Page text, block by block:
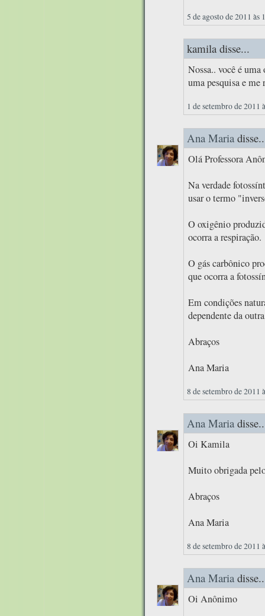
5 de agosto de 2011 às
kamila disse...
Nossa.. você é
uma pesquisa e me
1 de setembro de 2011
Ana Maria
Olá Professora
Na verdade
usar o termo
O oxigênio
ocorra a respiração.
O gás carbônico
que ocorra a
Em condições
dependente da
Abraços
Ana Maria
8 de setembro de 2011
Ana Maria
Oi Kamila
Muito obrigada
Abraços
Ana Maria
8 de setembro de 2011
Ana Maria
Oi Anônimo